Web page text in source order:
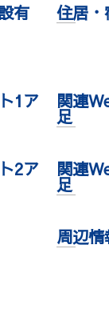
有 住居
1ア 関連
足
2ア 関連
足
周辺情